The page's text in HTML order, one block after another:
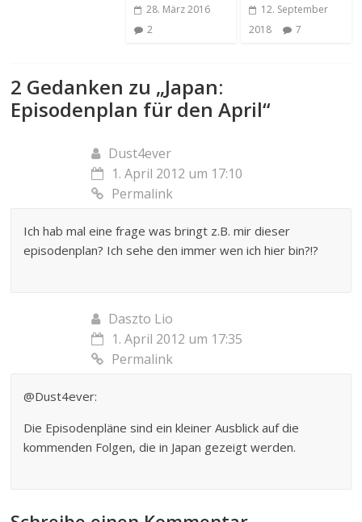
28. März 2016
2
12. September
2018
7
2 Gedanken zu „Japan:
Episodenplan für den April“
Dust4ever
1. April 2012 um 17:10
Permalink
Ich hab mal eine frage was bringt z.B. mir dieser
episodenplan? Ich sehe den immer wen ich hier bin?!?
Daszto Lio
1. April 2012 um 17:35
Permalink
@Dust4ever:
Die Episodenpläne sind ein kleiner Ausblick auf die
kommenden Folgen, die in Japan gezeigt werden.